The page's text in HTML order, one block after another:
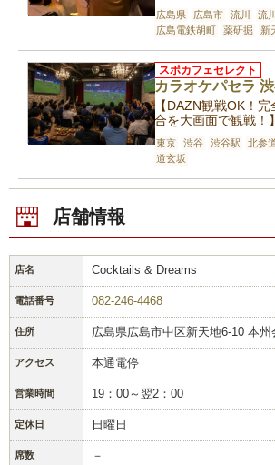
広島県 広島市 流川 流
広島電鉄胡町
薬研掘 新
カラオケパセラ
スポカフェセレクト
【DAZN観戦OK！
合を大画面で観戦！】
東京 渋谷 渋谷駅 北参
道玄坂
店舗情報
店名 Cocktails & Dreams
電話番号 082-246-4468
住所 広島県広島市中区新天地6-10 本州
アクセス 本通電停
営業時間 19：00～翌2：00
定休日 日曜日
席数 －